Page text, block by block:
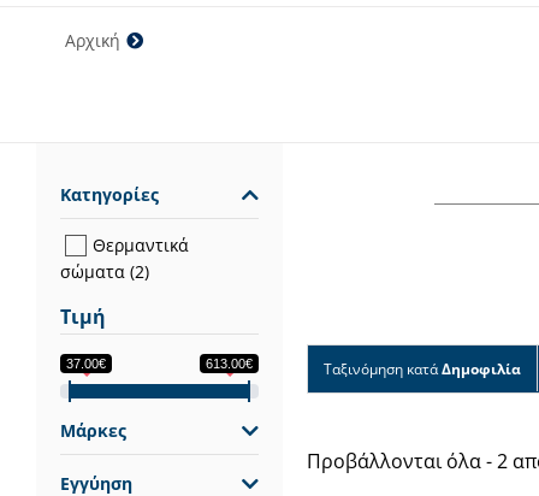
Αρχική
Ταξινόμηση κατάΔημοφιλία
Προβάλλονται όλα - 2
Κατηγορίες
Θερμαντικά
σώματα (2)
Τιμή
37.00€ 613.00€
Μάρκες
Εγγύηση